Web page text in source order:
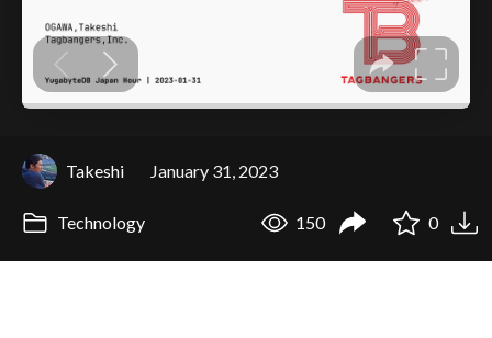
Takeshi January 31, 2023
Technology 150 0